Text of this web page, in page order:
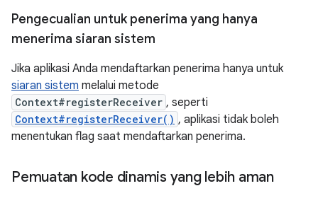
Pengecualian untuk penerima yang hanya
menerima siaran sistem
Jika aplikasi Anda mendaftarkan penerima hanya untuk
siaran sistem melalui metode
Context#registerReceiver , seperti
Context#registerReceiver() , aplikasi tidak boleh
menentukan flag saat mendaftarkan penerima.
Pemuatan kode dinamis yang lebih aman